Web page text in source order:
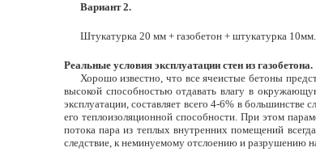
Вариант 2.
Штукатурка 20 мм + газобетон + штукатурка
Реальные условия эксплуатации стен из газобетона.
Хорошо известно, что все ячеистые бетоны
высокой способностью отдавать влагу в
эксплуатации, составляет всего 4-6% в
его теплоизоляционной способности. При этом
потока пара из теплых внутренних помещений
следствие, к неминуемому отслоению и разрушению